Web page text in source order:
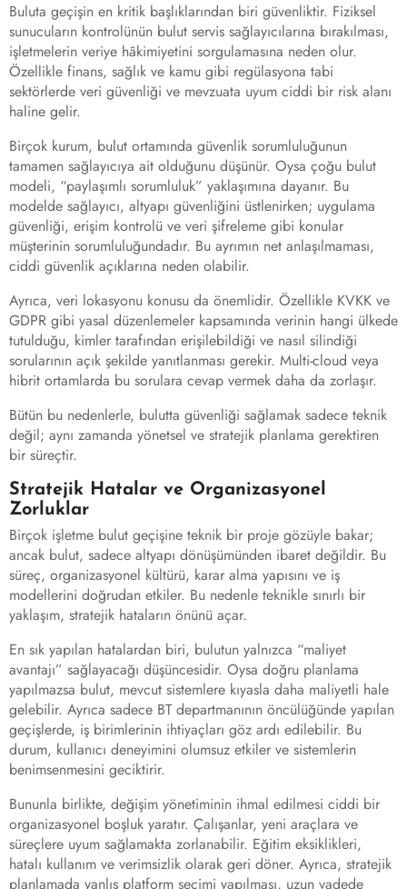
Buluta geçişin en kritik başlıklarından biri güvenliktir. Fiziksel
sunucuların kontrolünün bulut servis sağlayıcılarına bırakılması,
işletmelerin veriye hâkimiyetini sorgulamasına neden olur.
Özellikle finans, sağlık ve kamu gibi regülasyona tabi
sektörlerde veri güvenliği ve mevzuata uyum ciddi bir risk alanı
haline gelir.
Birçok kurum, bulut ortamında güvenlik sorumluluğunun
tamamen sağlayıcıya ait olduğunu düşünür. Oysa çoğu bulut
modeli, “paylaşımlı sorumluluk” yaklaşımına dayanır. Bu
modelde sağlayıcı, altyapı güvenliğini üstlenirken; uygulama
güvenliği, erişim kontrolü ve veri şifreleme gibi konular
müşterinin sorumluluğundadır. Bu ayrımın net anlaşılmaması,
ciddi güvenlik açıklarına neden olabilir.
Ayrıca, veri lokasyonu konusu da önemlidir. Özellikle KVKK ve
GDPR gibi yasal düzenlemeler kapsamında verinin hangi ülkede
tutulduğu, kimler tarafından erişilebildiği ve nasıl silindiği
sorularının açık şekilde yanıtlanması gerekir. Multi-cloud veya
hibrit ortamlarda bu sorulara cevap vermek daha da zorlaşır.
Bütün bu nedenlerle, bulutta güvenliği sağlamak sadece teknik
değil; aynı zamanda yönetsel ve stratejik planlama gerektiren
bir süreçtir.
Stratejik Hatalar ve Organizasyonel
Zorluklar
Birçok işletme bulut geçişine teknik bir proje gözüyle bakar;
ancak bulut, sadece altyapı dönüşümünden ibaret değildir. Bu
süreç, organizasyonel kültürü, karar alma yapısını ve iş
modellerini doğrudan etkiler. Bu nedenle teknikle sınırlı bir
yaklaşım, stratejik hataların önünü açar.
En sık yapılan hatalardan biri, bulutun yalnızca “maliyet
avantajı” sağlayacağı düşüncesidir. Oysa doğru planlama
yapılmazsa bulut, mevcut sistemlere kıyasla daha maliyetli hale
gelebilir. Ayrıca sadece BT departmanının öncülüğünde yapılan
geçişlerde, iş birimlerinin ihtiyaçları göz ardı edilebilir. Bu
durum, kullanıcı deneyimini olumsuz etkiler ve sistemlerin
benimsenmesini geciktirir.
Bununla birlikte, değişim yönetiminin ihmal edilmesi ciddi bir
organizasyonel boşluk yaratır. Çalışanlar, yeni araçlara ve
süreçlere uyum sağlamakta zorlanabilir. Eğitim eksiklikleri,
hatalı kullanım ve verimsizlik olarak geri döner. Ayrıca, stratejik
planlamada yanlış platform seçimi yapılması, uzun vadede